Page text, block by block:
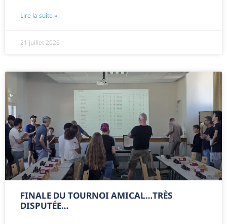
Lire la suite »
21 juillet 2026
FINALE DU TOURNOI AMICAL…TRÈS
DISPUTÉE…